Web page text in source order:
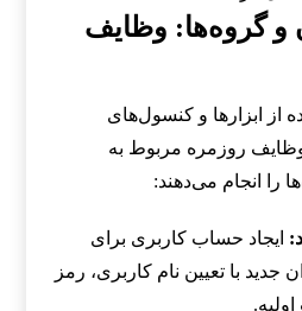
و گروه‌ها: وظایف
از ابزارها و کنسول‌های
روزمره مربوط به
را انجام می‌دهند:
ایجاد حساب کاربری برای
جدید با تعیین نام کاربری، رمز